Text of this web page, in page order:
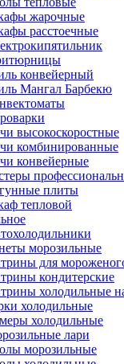
жарочные
расстоечные
конвейерный
Мангал Барбекю
высокоскоростные
комбинированные
конвейерные
плиты
тепловой
морозильные
для
кондитерские
холодильные
холодильные
холодильные
лари
морозильные